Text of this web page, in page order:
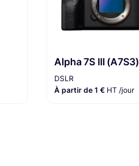
Alpha 7S III (A7S3)
DSLR
À partir de 1 € HT /jour